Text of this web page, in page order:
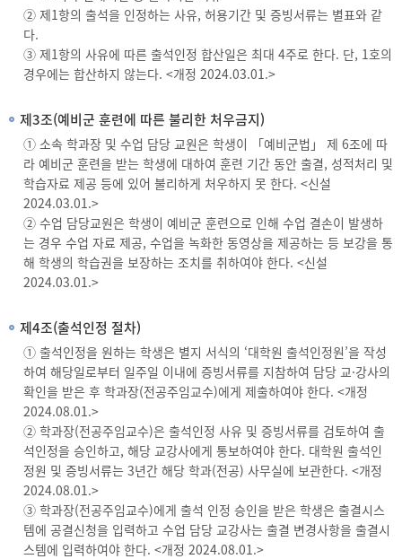
② 제1항의 출석을 인정하는 사유, 허용기간 및 증빙서류는 별표와 같
다.
③ 제1항의 사유에 따른 출석인정 합산일은 최대 4주로 한다. 단, 1호의
경우에는 합산하지 않는다. <개정 2024.03.01.>
제3조(예비군 훈련에 따른 불리한 처우금지)
① 소속 학과장 및 수업 담당 교원은 학생이 「예비군법」 제 6조에 따
라 예비군 훈련을 받는 학생에 대하여 훈련 기간 동안 출결, 성적처리 및
학습자료 제공 등에 있어 불리하게 처우하지 못 한다. <신설
2024.03.01.>
② 수업 담당교원은 학생이 예비군 훈련으로 인해 수업 결손이 발생하
는 경우 수업 자료 제공, 수업을 녹화한 동영상을 제공하는 등 보강을 통
해 학생의 학습권을 보장하는 조치를 취하여야 한다. <신설
2024.03.01.>
제4조(출석인정 절차)
① 출석인정을 원하는 학생은 별지 서식의 ‘대학원 출석인정원’을 작성
하여 해당일로부터 일주일 이내에 증빙서류를 지참하여 담당 교·강사의
확인을 받은 후 학과장(전공주임교수)에게 제출하여야 한다. <개정
2024.08.01.>
② 학과장(전공주임교수)은 출석인정 사유 및 증빙서류를 검토하여 출
석인정을 승인하고, 해당 교강사에게 통보하여야 한다. 대학원 출석인
정원 및 증빙서류는 3년간 해당 학과(전공) 사무실에 보관한다. <개정
2024.08.01.>
③ 학과장(전공주임교수)에게 출석 인정 승인을 받은 학생은 출결시스
템에 공결신청을 입력하고 수업 담당 교강사는 출결 변경사항을 출결시
스템에 입력하여야 한다. <개정 2024.08.01.>